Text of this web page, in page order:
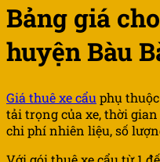
Bảng giá
huyện Bàu
Giá thuê xe cẩu phụ
tải trọng của xe, thời
chi phí nhiên liệu, số